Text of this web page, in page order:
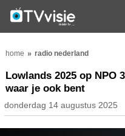
home radio nederland
Lowlands 2025 op NPO
waar je ook bent
donderdag 14 augustus 2025